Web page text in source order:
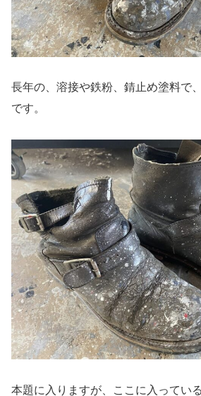
長年の、溶接や鉄粉、錆止め塗料で
です。
本題に入りますが、ここに入ってい